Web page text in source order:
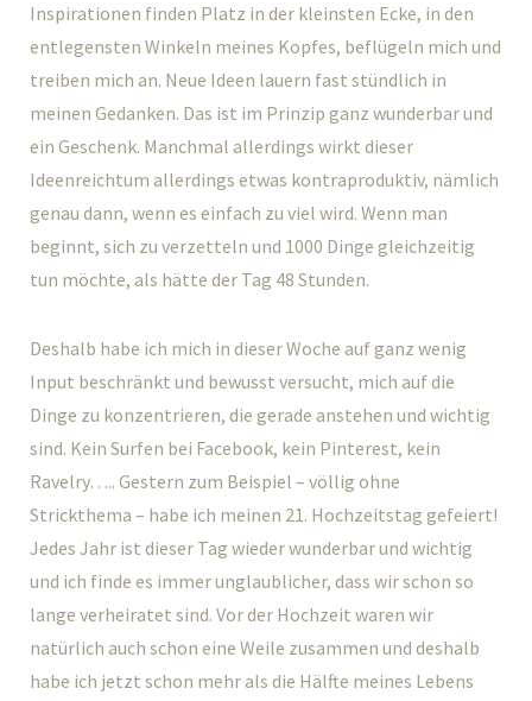
Inspirationen finden Platz in der kleinsten Ecke, in den
entlegensten Winkeln meines Kopfes, beflügeln mich und
treiben mich an. Neue Ideen lauern fast stündlich in
meinen Gedanken. Das ist im Prinzip ganz wunderbar und
ein Geschenk. Manchmal allerdings wirkt dieser
Ideenreichtum allerdings etwas kontraproduktiv, nämlich
genau dann, wenn es einfach zu viel wird. Wenn man
beginnt, sich zu verzetteln und 1000 Dinge gleichzeitig
tun möchte, als hätte der Tag 48 Stunden.
Deshalb habe ich mich in dieser Woche auf ganz wenig
Input beschränkt und bewusst versucht, mich auf die
Dinge zu konzentrieren, die gerade anstehen und wichtig
sind. Kein Surfen bei Facebook, kein Pinterest, kein
Ravelry….. Gestern zum Beispiel – völlig ohne
Strickthema – habe ich meinen 21. Hochzeitstag gefeiert!
Jedes Jahr ist dieser Tag wieder wunderbar und wichtig
und ich finde es immer unglaublicher, dass wir schon so
lange verheiratet sind. Vor der Hochzeit waren wir
natürlich auch schon eine Weile zusammen und deshalb
habe ich jetzt schon mehr als die Hälfte meines Lebens